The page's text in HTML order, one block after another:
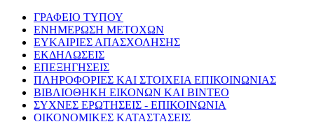
ΓΡΑΦΕΙΟ ΤΥΠΟΥ
ΕΝΗΜΕΡΩΣΗ ΜΕΤΟΧΩΝ
ΕΥΚΑΙΡΙΕΣ ΑΠΑΣΧΟΛΗΣΗΣ
ΕΚΔΗΛΩΣΕΙΣ
ΕΠΕΞΗΓΗΣΕΙΣ
ΠΛΗΡΟΦΟΡΙΕΣ ΚΑΙ ΣΤΟΙΧΕΙΑ ΕΠΙΚΟΙΝΩΝΙΑΣ
ΒΙΒΛΙΟΘΗΚΗ ΕΙΚΟΝΩΝ ΚΑΙ ΒΙΝΤΕΟ
ΣΥΧΝΕΣ ΕΡΩΤΗΣΕΙΣ - ΕΠΙΚΟΙΝΩΝΙΑ
ΟΙΚΟΝΟΜΙΚΕΣ ΚΑΤΑΣΤΑΣΕΙΣ